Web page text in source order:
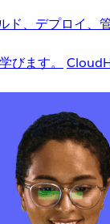
、デプロイ、
びます。